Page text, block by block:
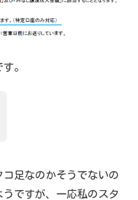
。
足なのかそうでないの
ですが、一応私のスタ